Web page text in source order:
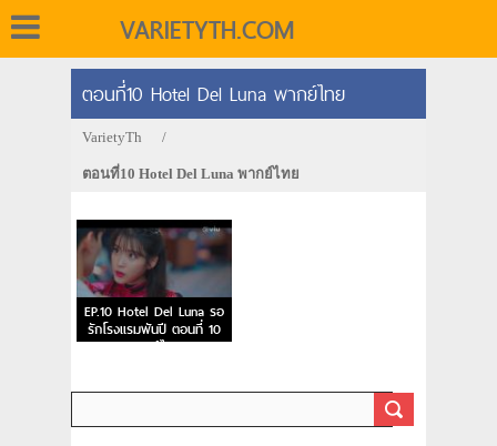
VARIETYTH.COM
ตอนที่10 Hotel Del Luna พากย์ไทย
VarietyTh /
ตอนที่10 Hotel Del Luna พากย์ไทย
EP.10 Hotel Del Luna รอ
รักโรงแรมพันปี ตอนที่ 10
พากย์ไทย